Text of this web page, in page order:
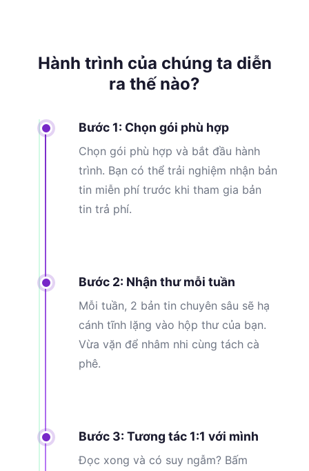
Hành trình của chúng ta diễn
ra thế nào?
Bước 1: Chọn gói phù hợp
Chọn gói phù hợp và bắt đầu hành
trình. Bạn có thể trải nghiệm nhận bản
tin miễn phí trước khi tham gia bản
tin trả phí.
Bước 2: Nhận thư mỗi tuần
Mỗi tuần, 2 bản tin chuyên sâu sẽ hạ
cánh tĩnh lặng vào hộp thư của bạn.
Vừa vặn để nhâm nhi cùng tách cà
phê.
Bước 3: Tương tác 1:1 với mình
Đọc xong và có suy ngẫm? Bấm